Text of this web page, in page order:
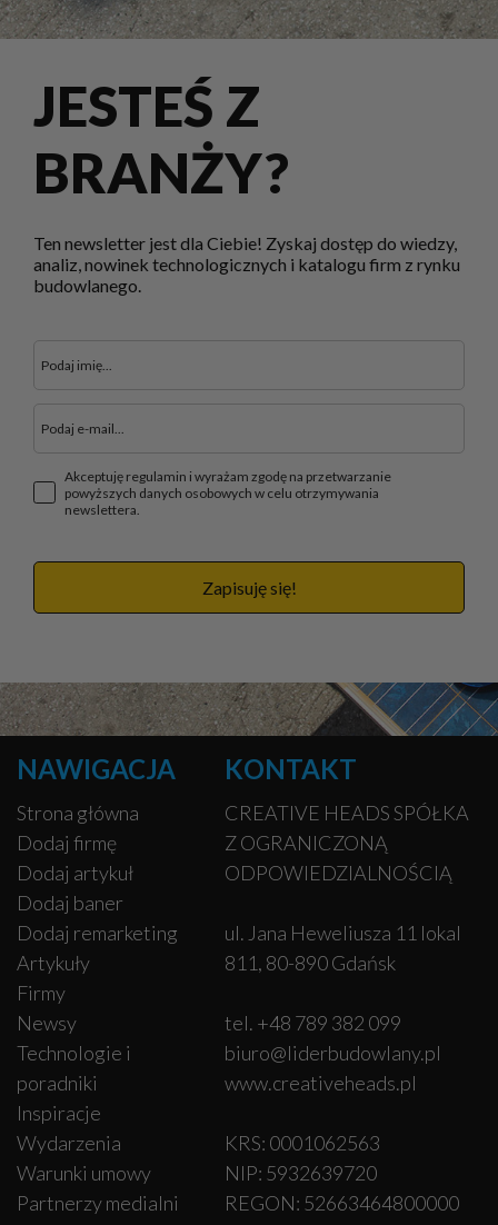
JESTEŚ Z
BRANŻY?
Ten newsletter jest dla Ciebie! Zyskaj dostęp do wiedzy,
analiz, nowinek technologicznych i katalogu firm z rynku
budowlanego.
Akceptuję regulamin i wyrażam zgodę na przetwarzanie
powyższych danych osobowych w celu otrzymywania
newslettera.
Zapisuję się!
NAWIGACJA
Strona główna
Dodaj firmę
Dodaj artykuł
Dodaj baner
Dodaj remarketing
Artykuły
Firmy
Newsy
Technologie i
poradniki
Inspiracje
Wydarzenia
Warunki umowy
Partnerzy medialni
KONTAKT
CREATIVE HEADS SPÓŁKA
Z OGRANICZONĄ
ODPOWIEDZIALNOŚCIĄ
ul. Jana Heweliusza 11 lokal
811, 80-890 Gdańsk
tel. +48 789 382 099
biuro@liderbudowlany.pl
www.creativeheads.pl
KRS: 0001062563
NIP: 5932639720
REGON: 52663464800000